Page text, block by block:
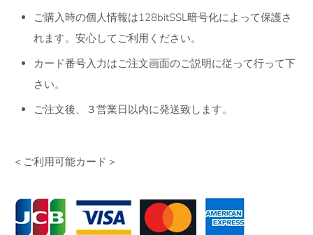
ご購入時の個人情報は128bitSSL暗号化によって保護さ
れます。安心してご利用ください。
カード番号入力はご注文画面のご説明に従って行って下
さい。
ご注文後、
３営業日以内に発送致します。
＜ご利用可能カード＞